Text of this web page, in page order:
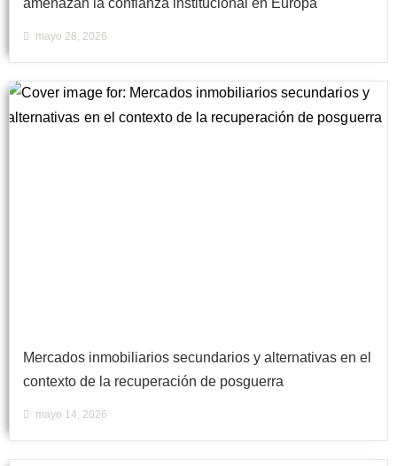
amenazan la confianza institucional en Europa
mayo 28, 2026
Mercados inmobiliarios secundarios y alternativas en el
contexto de la recuperación de posguerra
mayo 14, 2026